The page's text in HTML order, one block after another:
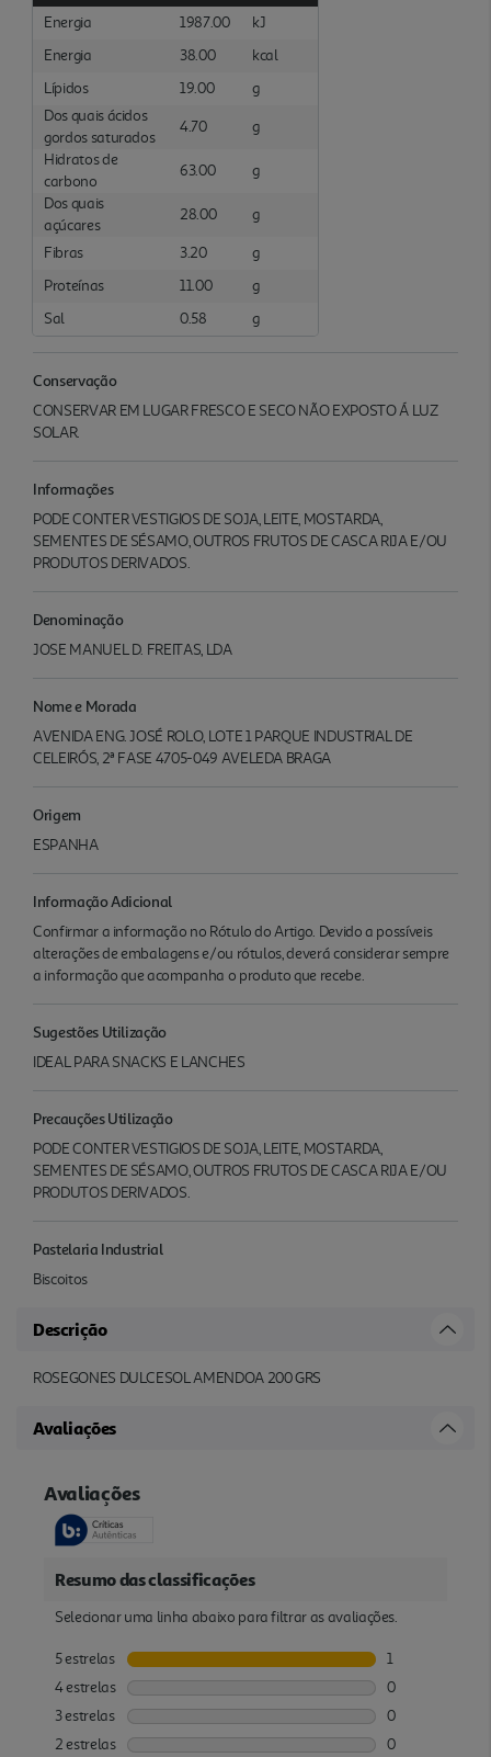
Energia
1987.00
kJ
Energia
38.00
kcal
Lípidos
19.00
g
Dos quais ácidos
gordos saturados
4.70
g
Hidratos de
carbono
63.00
g
Dos quais
açúcares
28.00 g
Fibras 3.20
g
Proteínas
11.00
g
Sal
0.58 g
Conservação
CONSERVAR EM LUGAR FRESCO E SECO NÃO EXPOSTO Á LUZ
SOLAR.
Informações
PODE CONTER VESTIGIOS DE SOJA, LEITE, MOSTARDA,
SEMENTES DE SÉSAMO, OUTROS FRUTOS DE CASCA RIJA E/OU
PRODUTOS DERIVADOS.
Denominação
JOSE MANUEL D. FREITAS, LDA
Nome e Morada
AVENIDA ENG. JOSÉ ROLO, LOTE 1 PARQUE INDUSTRIAL DE
CELEIRÓS, 2ª FASE 4705-049 AVELEDA BRAGA
Origem
ESPANHA
Informação Adicional
Confirmar a informação no Rótulo do Artigo. Devido a possíveis
alterações de embalagens e/ou rótulos, deverá considerar sempre
a informação que acompanha o produto que recebe.
Sugestões Utilização
IDEAL PARA SNACKS E LANCHES
Precauções Utilização
PODE CONTER VESTIGIOS DE SOJA, LEITE, MOSTARDA,
SEMENTES DE SÉSAMO, OUTROS FRUTOS DE CASCA RIJA E/OU
PRODUTOS DERIVADOS.
Pastelaria Industrial
Biscoitos
Descrição
ROSEGONES DULCESOL AMENDOA 200 GRS
Avaliações